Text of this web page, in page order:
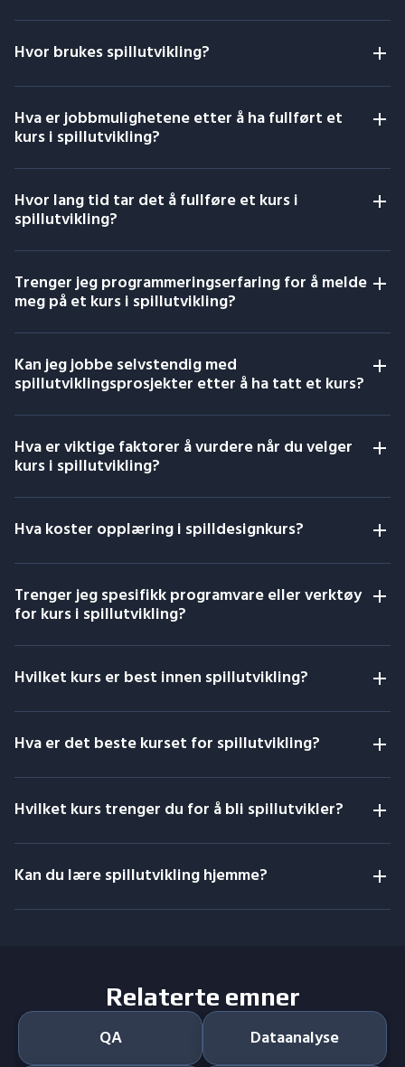
Hvor brukes spillutvikling?
Hva er jobbmulighetene etter å ha fullført et
kurs i spillutvikling?
Hvor lang tid tar det å fullføre et kurs i
spillutvikling?
Trenger jeg programmeringserfaring for å melde
meg på et kurs i spillutvikling?
Kan jeg jobbe selvstendig med
spillutviklingsprosjekter etter å ha tatt et kurs?
Hva er viktige faktorer å vurdere når du velger
kurs i spillutvikling?
Hva koster opplæring i spilldesignkurs?
Trenger jeg spesifikk programvare eller verktøy
for kurs i spillutvikling?
Hvilket kurs er best innen spillutvikling?
Hva er det beste kurset for spillutvikling?
Hvilket kurs trenger du for å bli spillutvikler?
Kan du lære spillutvikling hjemme?
Relaterte emner
QA
Dataanalyse